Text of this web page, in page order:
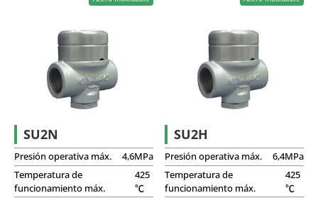
SU2N
Presión operativa máx.
4,6MPa
Temperatura de
funcionamiento máx.
425
℃
SU2H
Presión operativa máx.
6,4MPa
Temperatura de
funcionamiento máx.
425
℃